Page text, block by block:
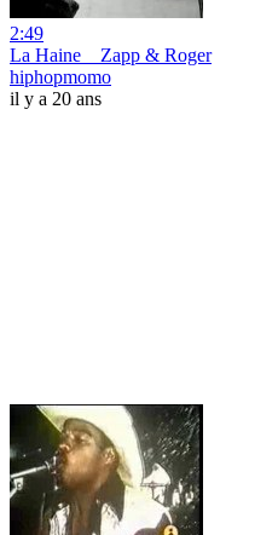
2:49
La Haine _ Zapp & Roger
hiphopmomo
il y a 20 ans